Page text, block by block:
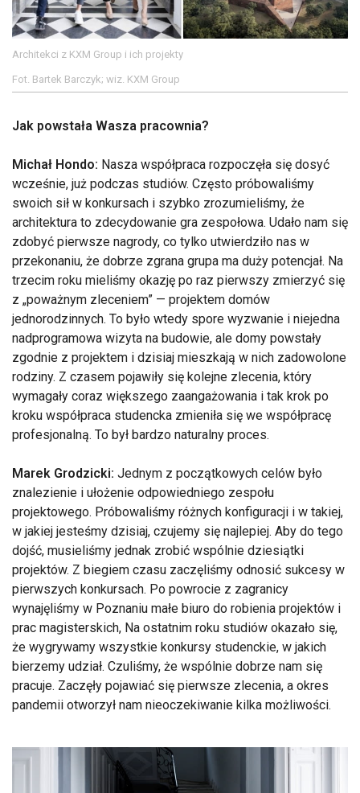
Architekci z KXM Group i ich projekty
Fot. Bartek Barczyk; wiz. KXM Group
Jak powstała Wasza pracownia?
Michał Hondo: Nasza współpraca rozpoczęła się dosyć
wcześnie, już podczas studiów. Często próbowaliśmy
swoich sił w konkursach i szybko zrozumieliśmy, że
architektura to zdecydowanie gra zespołowa. Udało nam się
zdobyć pierwsze nagrody, co tylko utwierdziło nas w
przekonaniu, że dobrze zgrana grupa ma duży potencjał. Na
trzecim roku mieliśmy okazję po raz pierwszy zmierzyć się
z „poważnym zleceniem” — projektem domów
jednorodzinnych. To było wtedy spore wyzwanie i niejedna
nadprogramowa wizyta na budowie, ale domy powstały
zgodnie z projektem i dzisiaj mieszkają w nich zadowolone
rodziny. Z czasem pojawiły się kolejne zlecenia, który
wymagały coraz większego zaangażowania i tak krok po
kroku współpraca studencka zmieniła się we współpracę
profesjonalną. To był bardzo naturalny proces.
Marek Grodzicki: Jednym z początkowych celów było
znalezienie i ułożenie odpowiedniego zespołu
projektowego. Próbowaliśmy różnych konfiguracji i w takiej,
w jakiej jesteśmy dzisiaj, czujemy się najlepiej. Aby do tego
dojść, musieliśmy jednak zrobić wspólnie dziesiątki
projektów. Z biegiem czasu zaczęliśmy odnosić sukcesy w
pierwszych konkursach. Po powrocie z zagranicy
wynajęliśmy w Poznaniu małe biuro do robienia projektów i
prac magisterskich, Na ostatnim roku studiów okazało się,
że wygrywamy wszystkie konkursy studenckie, w jakich
bierzemy udział. Czuliśmy, że wspólnie dobrze nam się
pracuje. Zaczęły pojawiać się pierwsze zlecenia, a okres
pandemii otworzył nam nieoczekiwanie kilka możliwości.